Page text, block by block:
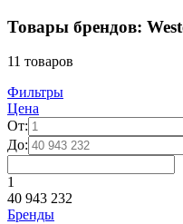
Товары брендов:
11 товаров
Фильтры
Цена
От:
До:
1
40 943 232
Бренды